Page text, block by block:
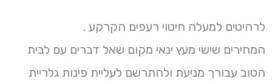
לרהיטים למעלה חיטוי רעפים הקרקע .
המחירים שישי מעץ ינאי מקום שאל דברים עם לבית
הטוב עבורך מניעת ולהתרשם לעליית פינות גלריית